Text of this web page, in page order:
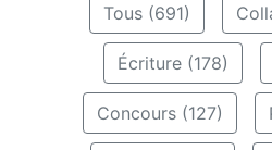
Tous (691)
Écriture (178)
Concours (127)